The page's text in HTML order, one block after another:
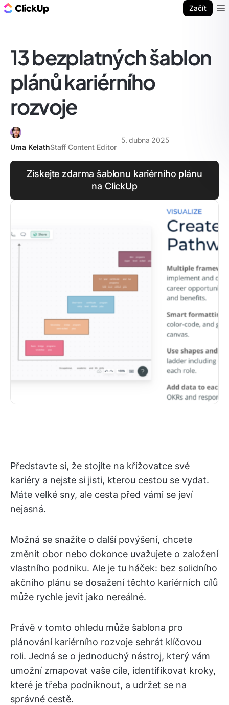
Začít
13 bezplatných šablon
plánů kariérního
rozvoje
Uma KelathStaff Content Editor
5. dubna 2025
Získejte zdarma šablonu kariérního plánu
na ClickUp
Představte si, že stojíte na křižovatce své
kariéry a nejste si jisti, kterou cestou se vydat.
Máte velké sny, ale cesta před vámi se jeví
nejasná.
Možná se snažíte o další povýšení, chcete
změnit obor nebo dokonce uvažujete o založení
vlastního podniku. Ale je tu háček: bez solidního
akčního plánu se dosažení těchto kariérních cílů
může rychle jevit jako nereálné.
Právě v tomto ohledu může šablona pro
plánování kariérního rozvoje sehrát klíčovou
roli. Jedná se o jednoduchý nástroj, který vám
umožní zmapovat vaše cíle, identifikovat kroky,
které je třeba podniknout, a udržet se na
správné cestě.